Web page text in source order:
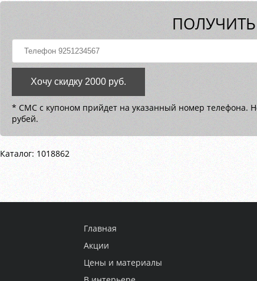
Хочу скидку 2000 руб.
* СМС с купоном прийдет на указанный номер телефона.
рубей.
Каталог: 1018862
Главная
Акции
Цены и материалы